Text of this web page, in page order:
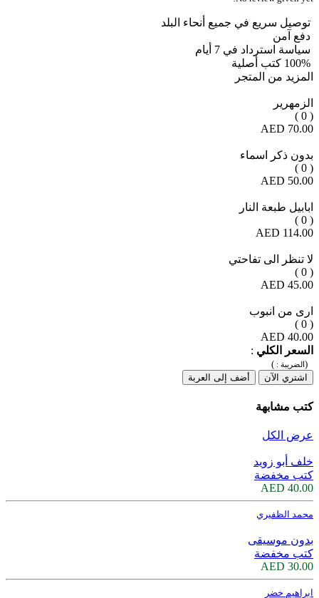
توصيل سريع في جميع أنحاء البلد
دفع آمن
سياسة استرداد في 7 أيام
100% كتب أصلية
المزيد من المتجر
الزمهرير
( 0 )
70.00 AED
بدون ذكر اسماء
( 0 )
50.00 AED
ابابيل طبعة النار
( 0 )
114.00 AED
لا تنظر الى تفاحتي
( 0 )
45.00 AED
ارى من انبوب
( 0 )
40.00 AED
السعر الكلي :
(الضريبة : )
اشتري الآن
أضف إلى العربة
كتب مشابهة
عرض الكل
خلف أبو زويد
كتب مخفضة
40.00 AED
محمد الظفيري
بدون موسيقى
كتب مخفضة
30.00 AED
ابراهيم خضر